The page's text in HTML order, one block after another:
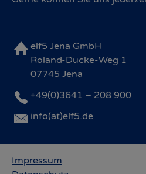
elf5 Jena GmbH
Roland-Ducke-Weg 1
07745 Jena
+49(0)3641 – 208 900
info(at)elf5.de
Impressum